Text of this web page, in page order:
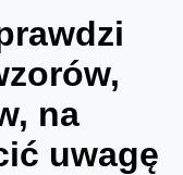
na
uwagę